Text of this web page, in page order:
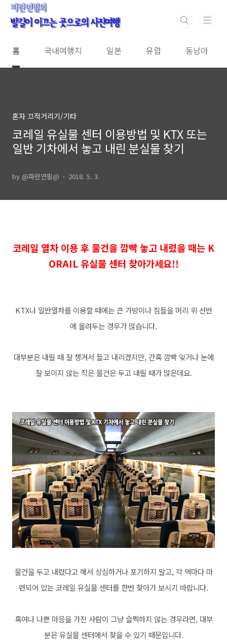
본문 바로가기
홈 국내여행지 일본 유럽 동남아
혼자 끄적거리기/기타
코레일 유실물 센터 이용방법 및 KTX 또는
일반 기차에서 놓고 내린 분실물 찾기
by @파란연필@ 2018. 5. 3.
코레일 열차 이용 후 물건을 깜빡 놓고 내렸을 때는 K
ORAIL 유실물 센터 찾아가세요!!
KTX나 일반열차를 이용할 때에는 큰 가방이나 짐들을 머리 위 선반
에 올려두는 경우가 많습니다.
대부분은 내릴 때 잘 챙겨서 들고 내리겠지만, 간혹 깜빡 잊거나 눈에
잘 보이지 않는 작은 물건은 두고 내릴 때가 많은데요.
물건을 두고 내렸다고 해서 상심하거나 포기하지 말고, 각 역마다 마
련되어 있는 코레일 유실물 센터를 한번 찾아가 보시기 바랍니다.
혹여나 나쁜 마음을 가진 사람이 그냥 슬쩍하지 않는 경우라면, 대부
분은 유실물 센터에서 찾을 수 있기 때문입니다.